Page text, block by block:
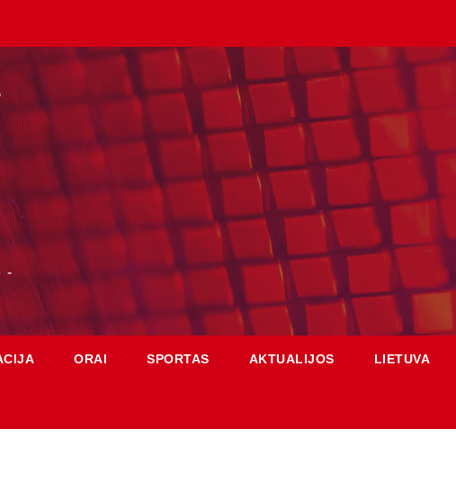
-
ORAI SPORTAS AKTUALIJOS LIETUVA